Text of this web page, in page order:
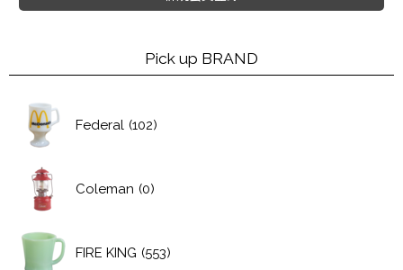
Pick up BRAND
Federal (102)
Coleman (0)
FIRE KING (553)